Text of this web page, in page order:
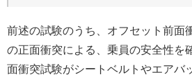
前述の試験のうち、オフセット前面
の正面衝突による、乗員の安全性を
面衝突試験がシートベルトやエアバ